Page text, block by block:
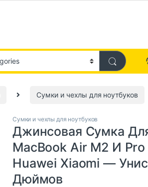
Сумки и чехлы для ноутбуков
Сумки и чехлы для ноутбуков
Джинсовая Сумка
MacBook Air M2 И
Huawei Xiaomi —
Дюймов